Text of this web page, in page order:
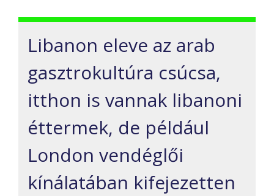
Libanon eleve az arab
gasztrokultúra csúcsa,
itthon is vannak libanoni
éttermek, de például
London vendéglői
kínálatában kifejezetten